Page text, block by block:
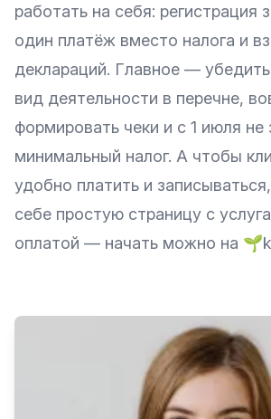
работать на себя: регистрация
один платёж вместо налога и
деклараций. Главное —
вид деятельности в перечне,
формировать чеки и с 1 июля не
минимальный налог. А чтобы
удобно платить и
себе простую страницу с
оплатой — начать можно на